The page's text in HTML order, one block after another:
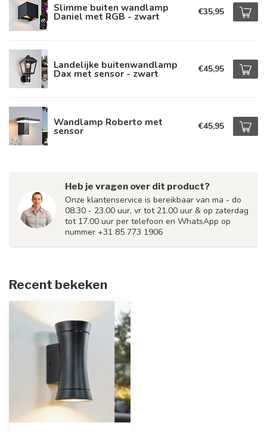
Slimme buiten wandlamp
Daniel met RGB - zwart €35,95
Landelijke buitenwandlamp
Dax met sensor - zwart €45,95
Wandlamp Roberto met
sensor €45,95
Heb je vragen over dit product?
Onze klantenservice is bereikbaar van ma - do
08.30 - 23.00 uur, vr tot 21.00 uur & op zaterdag
tot 17.00 uur per telefoon en WhatsApp op
nummer +31 85 773 1906
Recent bekeken